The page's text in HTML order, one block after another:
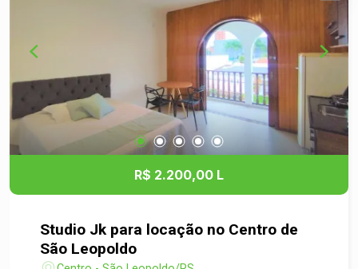
precisa: supermercados, farmácias, restaurantes,
e transporte público. A localização estratégica
facilita o acesso a outras regiões da cidade e ao
comércio local. Não perca a oportunidade de
viver em um local que une conforto e praticidade.
Agende sua visita e venha conhecer seu novo lar!
Para mais informações, entre em contato
conosco. Seu novo apartamento espera por você!
R$ 2.200,00 L
Studio Jk para locação no Centro de
São Leopoldo